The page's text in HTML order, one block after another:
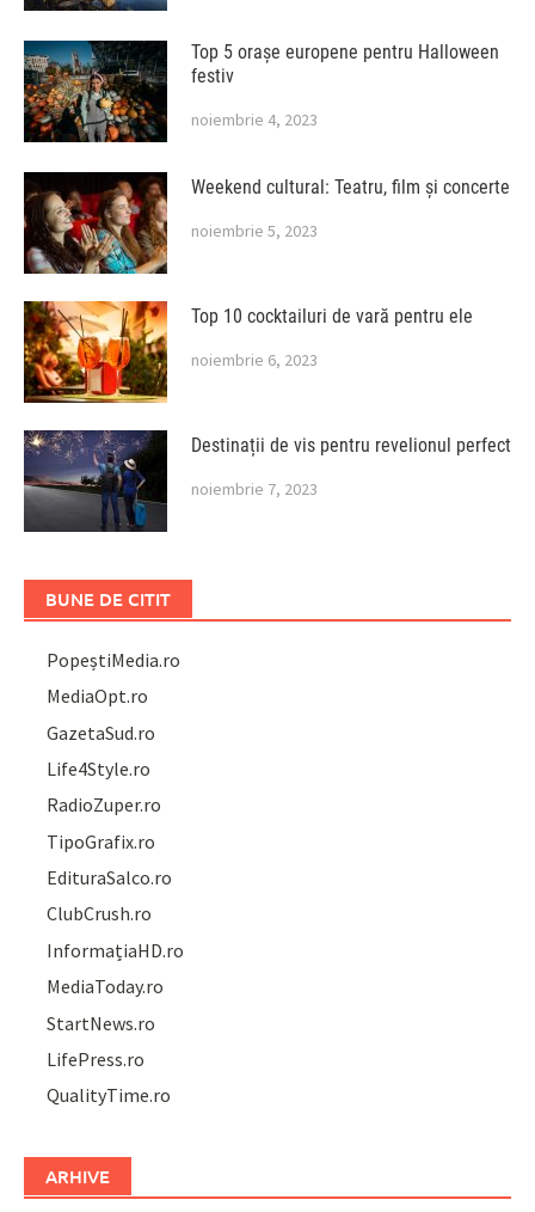
Top 5 orașe europene pentru Halloween
festiv
noiembrie 4, 2023
Weekend cultural: Teatru, film și concerte
noiembrie 5, 2023
Top 10 cocktailuri de vară pentru ele
noiembrie 6, 2023
Destinații de vis pentru revelionul perfect
noiembrie 7, 2023
BUNE DE CITIT
PopeștiMedia.ro
MediaOpt.ro
GazetaSud.ro
Life4Style.ro
RadioZuper.ro
TipoGrafix.ro
EdituraSalco.ro
ClubCrush.ro
InformațiaHD.ro
MediaToday.ro
StartNews.ro
LifePress.ro
QualityTime.ro
ARHIVE